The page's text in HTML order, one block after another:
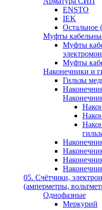
ENSTO
IEK
Муфты
Муфты
Муфты
Наконечники и
Гильзы
05. Счётчики,
(амперметры,
Однофазные
Меркурий